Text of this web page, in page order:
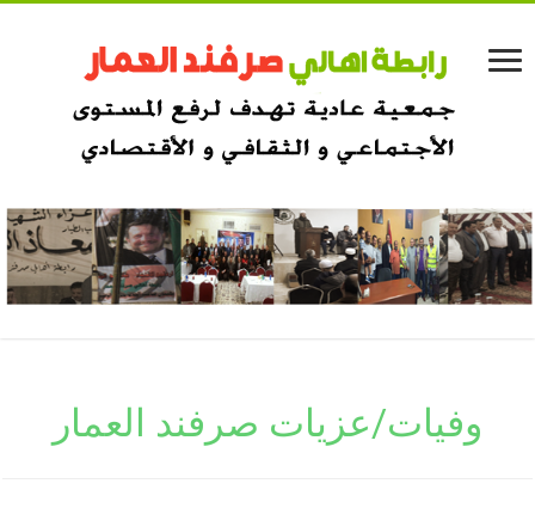
وفيات/عزيات صرفند العمار